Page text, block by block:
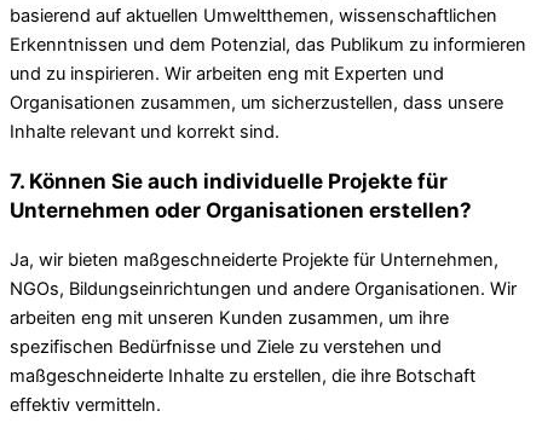
basierend auf aktuellen Umweltthemen, wissenschaftlichen
Erkenntnissen und dem Potenzial, das Publikum zu informieren
und zu inspirieren. Wir arbeiten eng mit Experten und
Organisationen zusammen, um sicherzustellen, dass unsere
Inhalte relevant und korrekt sind.
7. Können Sie auch individuelle Projekte für
Unternehmen oder Organisationen erstellen?
Ja, wir bieten maßgeschneiderte Projekte für Unternehmen,
NGOs, Bildungseinrichtungen und andere Organisationen. Wir
arbeiten eng mit unseren Kunden zusammen, um ihre
spezifischen Bedürfnisse und Ziele zu verstehen und
maßgeschneiderte Inhalte zu erstellen, die ihre Botschaft
effektiv vermitteln.